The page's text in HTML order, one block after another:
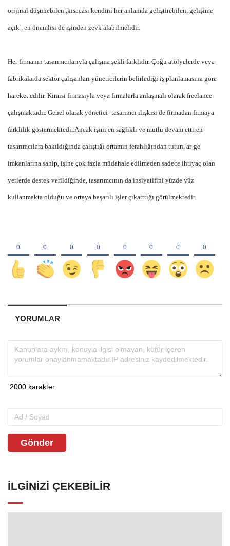
orijinal düşünebilen ,kısacası kendini her anlamda geliştirebilen, gelişime
açık , en önemlisi de işinden zevk alabilmelidir.
Her firmanın tasarımcılarıyla çalışma şekli farklıdır. Çoğu atölyelerde veya
fabrikalarda sektör çalışanları yüneticilerin belirlediği iş planlamasına göre
hareket edilir. Kimisi firmasıyla veya firmalarla anlaşmalı olarak freelance
çalışmaktadır. Genel olarak yönetici- tasarımcı ilişkisi de firmadan firmaya
farklılık göstermektedir.Ancak işini en sağlıklı ve mutlu devam ettiren
tasarımcılara bakıldığında çalıştığı ortamın ferahlığından tutun, ar-ge
imkanlarına sahip, işine çok fazla müdahale edilmeden sadece ihtiyaç olan
yerlerde destek verildiğinde, tasarımcının da insiyatifini yüzde yüz
kullanmakta olduğu ve ortaya başarılı işler çıkarttığı görülmektedir.
YORUMLAR
Gönder
İLGINIZI ÇEKEBILIR